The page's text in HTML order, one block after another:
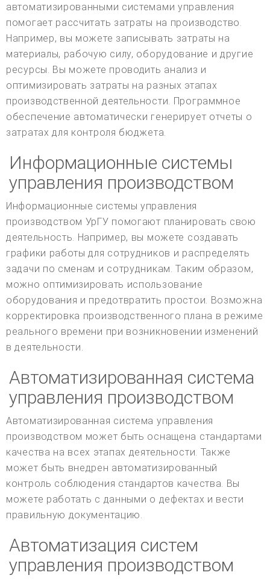
автоматизированными системами управления
помогает рассчитать затраты на производство.
Например, вы можете записывать затраты на
материалы, рабочую силу, оборудование и другие
ресурсы. Вы можете проводить анализ и
оптимизировать затраты на разных этапах
производственной деятельности. Программное
обеспечение автоматически генерирует отчеты о
затратах для контроля бюджета.
Информационные системы
управления производством
Информационные системы управления
производством УрГУ помогают планировать свою
деятельность. Например, вы можете создавать
графики работы для сотрудников и распределять
задачи по сменам и сотрудникам. Таким образом,
можно оптимизировать использование
оборудования и предотвратить простои. Возможна
корректировка производственного плана в режиме
реального времени при возникновении изменений
в деятельности.
Автоматизированная система
управления производством
Автоматизированная система управления
производством может быть оснащена стандартами
качества на всех этапах деятельности. Также
может быть внедрен автоматизированный
контроль соблюдения стандартов качества. Вы
можете работать с данными о дефектах и вести
правильную документацию.
Автоматизация систем
управления производством